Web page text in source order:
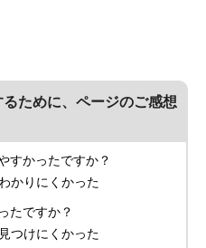
ために、ページのご感想
すかったですか？
わかりにくかった
たですか？
見つけにくかった